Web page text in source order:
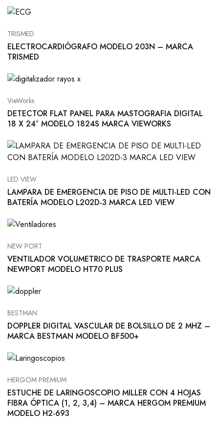
TRISMED
ELECTROCARDIÓGRAFO MODELO 203N – MARCA
TRISMED
VieWorks
DETECTOR FLAT PANEL PARA MASTOGRAFIA DIGITAL
18 X 24″ MODELO 1824S MARCA VIEWORKS
LED VIEW
LAMPARA DE EMERGENCIA DE PISO DE MULTI-LED CON
BATERÍA MODELO L202D-3 MARCA LED VIEW
NEW PORT
VENTILADOR VOLUMETRICO DE TRASPORTE MARCA
NEWPORT MODELO HT70 PLUS
BESTMAN
DOPPLER DIGITAL VASCULAR DE BOLSILLO DE 2 MHZ –
MARCA BESTMAN MODELO BF500+
HERGOM PREMIUM
ESTUCHE DE LARINGOSCOPIO MILLER CON 4 HOJAS
FIBRA ÓPTICA (1, 2, 3,4) – MARCA HERGOM PREMIUM
MODELO H2-693